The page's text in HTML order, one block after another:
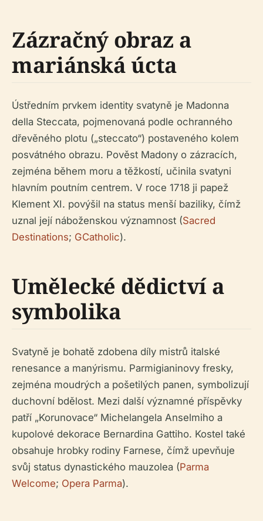
Zázračný obraz a
mariánská úcta
Ústředním prvkem identity svatyně je Madonna
della Steccata, pojmenovaná podle ochranného
dřevěného plotu („steccato“) postaveného kolem
posvátného obrazu. Pověst Madony o zázracích,
zejména během moru a těžkostí, učinila svatyni
hlavním poutním centrem. V roce 1718 ji papež
Klement XI. povýšil na status menší baziliky, čímž
uznal její náboženskou významnost (Sacred
Destinations; GCatholic).
Umělecké dědictví a
symbolika
Svatyně je bohatě zdobena díly mistrů italské
renesance a manýrismu. Parmigianinovy fresky,
zejména moudrých a pošetilých panen, symbolizují
duchovní bdělost. Mezi další významné příspěvky
patří „Korunovace“ Michelangela Anselmiho a
kupolové dekorace Bernardina Gattiho. Kostel také
obsahuje hrobky rodiny Farnese, čímž upevňuje
svůj status dynastického mauzolea (Parma
Welcome; Opera Parma).